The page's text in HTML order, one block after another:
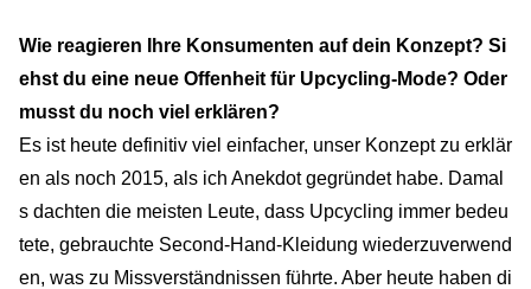
Wie reagieren Ihre Konsumenten auf dein Konzept? Si
ehst du eine neue Offenheit für Upcycling-Mode? Oder
musst du noch viel erklären?
Es ist heute definitiv viel einfacher, unser Konzept zu erklär
en als noch 2015, als ich Anekdot gegründet habe. Damal
s dachten die meisten Leute, dass Upcycling immer bedeu
tete, gebrauchte Second-Hand-Kleidung wiederzuverwend
en, was zu Missverständnissen führte. Aber heute haben di